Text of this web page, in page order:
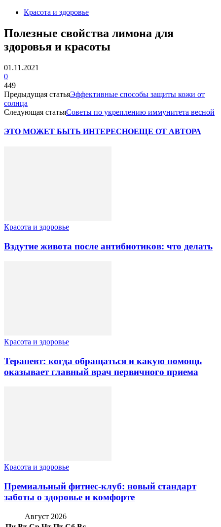
Красота и здоровье
Полезные свойства лимона для
здоровья и красоты
01.11.2021
0
449
Предыдущая статьяЭффективные способы защиты кожи от
солнца
Следующая статьяСоветы по укреплению иммунитета весной
ЭТО МОЖЕТ БЫТЬ ИНТЕРЕСНОЕЩЕ ОТ АВТОРА
Красота и здоровье
Вздутие живота после антибиотиков: что делать
Красота и здоровье
Терапевт: когда обращаться и какую помощь
оказывает главный врач первичного приема
Красота и здоровье
Премиальный фитнес-клуб: новый стандарт
заботы о здоровье и комфорте
Август 2026